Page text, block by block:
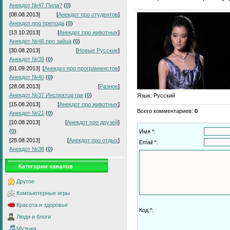
Анекдот №47 Пила? (0)
[08.08.2013]
[Анекдот про студентов]
Анекдот про препода (0)
[13.10.2013]
[Анекдот про животных]
Анекдот №46 про зайца (0)
[30.08.2013]
[Новые Русские]
Анекдот №39 (0)
[01.09.2013] [Анекдот про программистов]
Анекдот №40 (0)
[28.08.2013]
[Разное]
Анекдот №37 Инспектор гаи (0)
[15.08.2013]
[Анекдот про животных]
Анекдот №21 (0)
[10.08.2013]
[Анекдот про друзей]
(0)
[28.08.2013]
[Анекдот про отдых]
Анекдот №38 (0)
Категории каналов
Другое
Компьютерные игры
Красота и здоровье
Люди и блоги
Музыка
Язык: Русский
Всего комментариев: 0
Имя *:
Email *:
Код *: